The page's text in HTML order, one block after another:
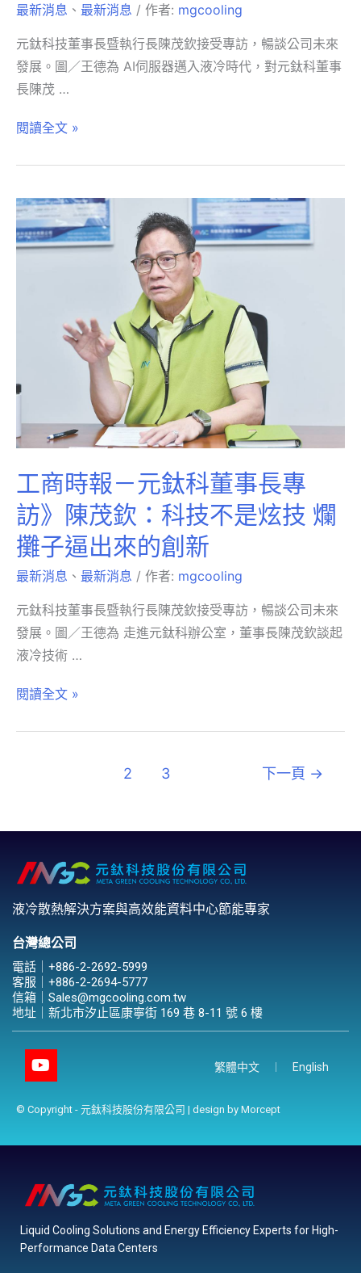
最新消息 、 最新消息 / 作者: mgcooling
元鈦科技董事長暨執行長陳茂欽接受專訪，暢談公司未來
發展。圖／王德為 AI伺服器邁入液冷時代，對元鈦科董事
長陳茂 …
閱讀全文 »
工商時報－元鈦科董事長專
訪》陳茂欽：科技不是炫技 爛
攤子逼出來的創新
最新消息 、 最新消息 / 作者: mgcooling
元鈦科技董事長暨執行長陳茂欽接受專訪，暢談公司未來
發展。圖／王德為 走進元鈦科辦公室，董事長陳茂欽談起
液冷技術 …
閱讀全文 »
2 3 下一頁 →
液冷散熱解決方案與高效能資料中心節能專家
台灣總公司
電話｜ +886-2-2692-5999
客服｜ +886-2-2694-5777
信箱｜ Sales@mgcooling.com.tw
地址｜ 新北市汐止區康寧街 169 巷 8-11 號 6 樓
© Copyright - 元鈦科技股份有限公司 | design by Morcept
繁體中文 English
Liquid Cooling Solutions and Energy Efficiency Experts for High-
Performance Data Centers